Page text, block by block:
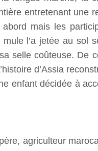
entretenant une
mais les
l’a jetée au sol
selle coûteuse. De
d’Assia
enfant décidée à
agriculteur